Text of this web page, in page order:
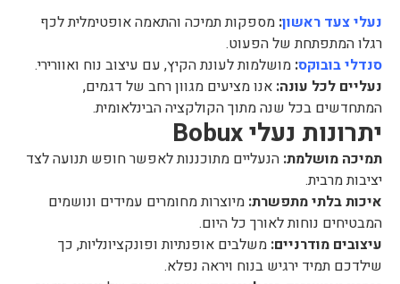
נעלי צעד ראשון: מספקות תמיכה והתאמה אופטימלית לכף
רגלו המתפתחת של הפעוט.
סנדלי בובוקס: מושלמות לעונת הקיץ, עם עיצוב נוח ואוורירי.
נעליים לכל עונה: אנו מציעים מגוון רחב של דגמים,
המתחדשים בכל שנה מתוך הקולקציה הבינלאומית.
יתרונות נעלי Bobux
תמיכה מושלמת: הנעליים מתוכננות לאפשר חופש תנועה לצד
יציבות מרבית.
איכות בלתי מתפשרת: מיוצרות מחומרים עמידים ונושמים
המבטיחים נוחות לאורך כל היום.
עיצובים מודרניים: משלבים אופנתיות ופונקציונליות, כך
שילדכם תמיד ירגיש בנוח ויראה נפלא.